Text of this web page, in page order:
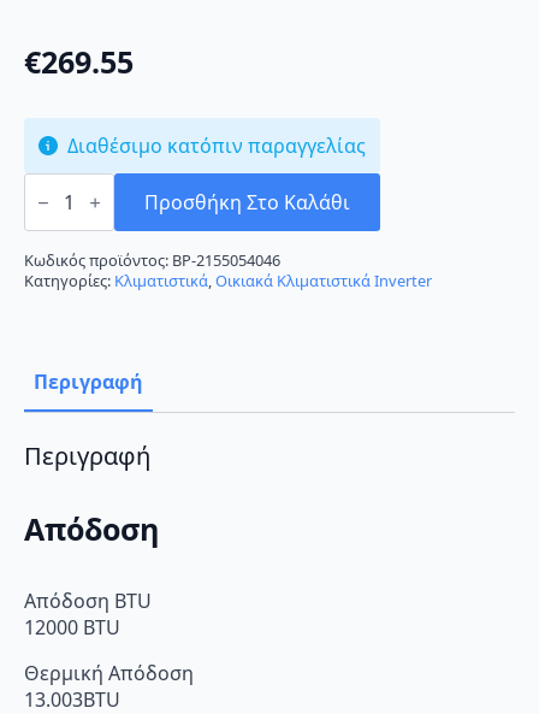
€269.55
Διαθέσιμο κατόπιν παραγγελίας
Vivax
Z-
12-
CH35AEZI
Κλιματιστικό
12000
Προσθήκη Στο Καλάθι
Κωδικός προϊόντος: BP-2155054046
Κατηγορίες: Κλιματιστικά,Οικιακά Κλιματιστικά Inverter
Περιγραφή
Περιγραφή
Απόδοση
Απόδοση BTU
12000 BTU
Θερμική Απόδοση
13.003BTU